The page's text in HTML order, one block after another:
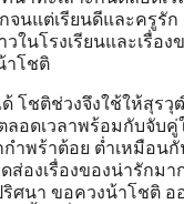
จนแต่เรียนดีและครูรั
วในโรงเรียนและเรื่
าโชติ
โชติช่วงจึงใช้ให้สุร
อดเวลาพร้อมกับจับ
ำพร้าต้อย ต่ำเหมือนกั
ส่องเรื่องของน่ารักม
ริศนา ขอควงน้าโชติ